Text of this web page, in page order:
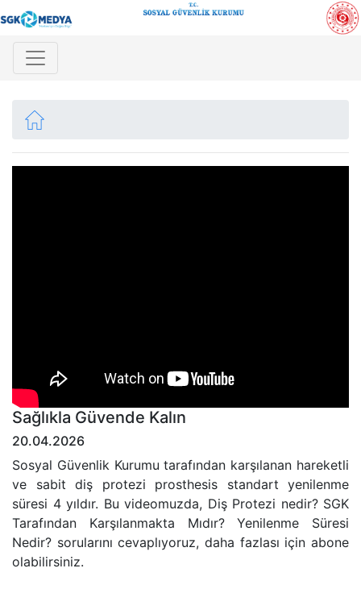
Sağlıkla Güvende Kalın
20.04.2026
Sosyal Güvenlik Kurumu tarafından karşılanan hareketli
ve sabit diş protezi prosthesis standart yenilenme
süresi 4 yıldır. Bu videomuzda, Diş Protezi nedir? SGK
Tarafından Karşılanmakta Mıdır? Yenilenme Süresi
Nedir? sorularını cevaplıyoruz, daha fazlası için abone
olabilirsiniz.